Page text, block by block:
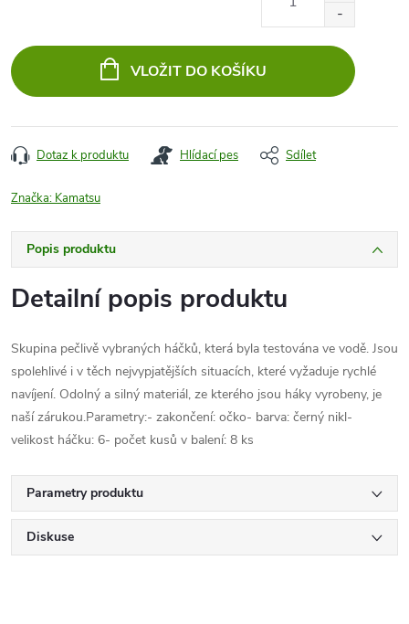
VLOŽIT DO KOŠÍKU
Dotaz k produktu Hlídací pes Sdílet
Značka: Kamatsu
Popis produktu
Detailní popis produktu
Skupina pečlivě vybraných háčků, která byla testována ve vodě. Jsou
spolehlivé i v těch nejvypjatějších situacích, které vyžaduje rychlé
navíjení. Odolný a silný materiál, ze kterého jsou háky vyrobeny, je
naší zárukou.Parametry:- zakončení: očko- barva: černý nikl-
velikost háčku: 6- počet kusů v balení: 8 ks
Parametry produktu
Diskuse